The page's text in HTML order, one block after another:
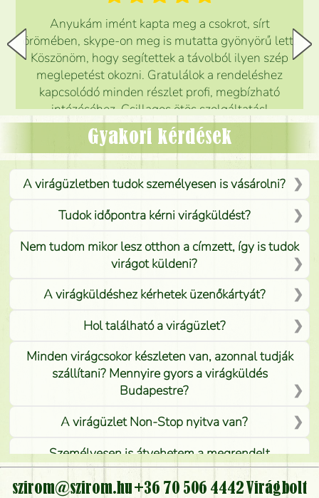
Anyukám imént kapta meg a csokrot, sírt
örömében, skype-on meg is mutatta gyönyörű lett.
Köszönöm, hogy segítettek a távolból ilyen szép
meglepetést okozni. Gratulálok a rendeléshez
kapcsolódó minden részlet profi, megbízható
intézéséhez. Csillagos ötös szolgáltatás!
Mónika
Gyakori kérdések
A virágüzletben tudok személyesen is vásárolni?
Tudok időpontra kérni virágküldést?
Nem tudom mikor lesz otthon a címzett, így is tudok
virágot küldeni?
A virágküldéshez kérhetek üzenőkártyát?
Hol található a virágüzlet?
Minden virágcsokor készleten van, azonnal tudják
szállítani? Mennyire gyors a virágküldés
Budapestre?
A virágüzlet Non-Stop nyitva van?
Személyesen is átvehetem a megrendelt
virágcsokrot, vagy csak virágküldéssel, kiszállítással
kérhető?
szirom@szirom.hu+36 70 506 4442Virágbolt